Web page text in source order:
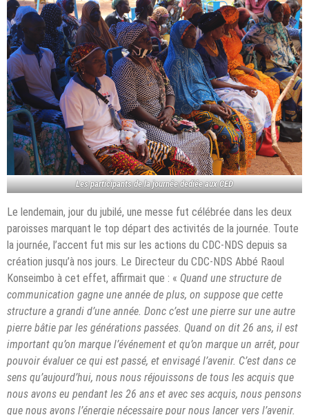
Les participants de la journée dediée aux CED
Le lendemain, jour du jubilé, une messe fut célébrée dans les deux
paroisses marquant le top départ des activités de la journée. Toute
la journée, l’accent fut mis sur les actions du CDC-NDS depuis sa
création jusqu’à nos jours. Le Directeur du CDC-NDS Abbé Raoul
Konseimbo à cet effet, affirmait que : « Quand une structure de
communication gagne une année de plus, on suppose que cette
structure a grandi d’une année. Donc c’est une pierre sur une autre
pierre bâtie par les générations passées. Quand on dit 26 ans, il est
important qu’on marque l’événement et qu’on marque un arrêt, pour
pouvoir évaluer ce qui est passé, et envisagé l’avenir. C’est dans ce
sens qu’aujourd’hui, nous nous réjouissons de tous les acquis que
nous avons eu pendant les 26 ans et avec ses acquis, nous pensons
que nous avons l’énergie nécessaire pour nous lancer vers l’avenir.